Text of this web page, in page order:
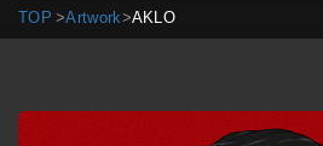
TOP >Artwork>AKLO